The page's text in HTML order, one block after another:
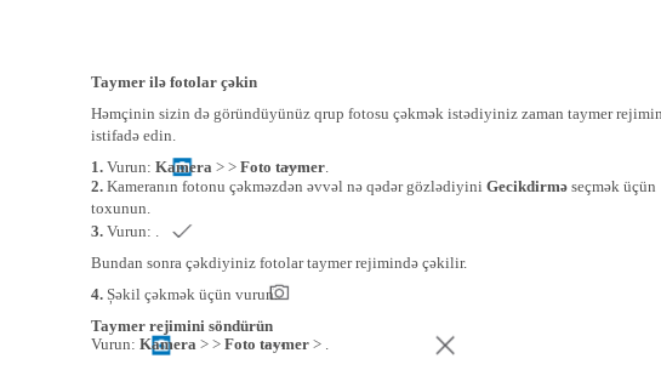
Taymer ilə fotolar çəkin
Həmçinin sizin də göründüyünüz qrup fotosu çəkmək istədiyiniz zaman taymer
istifadə edin.
1. Vurun: Kamera > > Foto taymer.
2. Kameranın fotonu çəkməzdən əvvəl nə qədər gözlədiyini Gecikdirmə seçmək üçün
toxunun.
3. Vurun: .
Bundan sonra çəkdiyiniz fotolar taymer rejimində çəkilir.
4. Șəkil çəkmək üçün vurun.
Taymer rejimini söndürün
Vurun: Kamera > > Foto taymer > .